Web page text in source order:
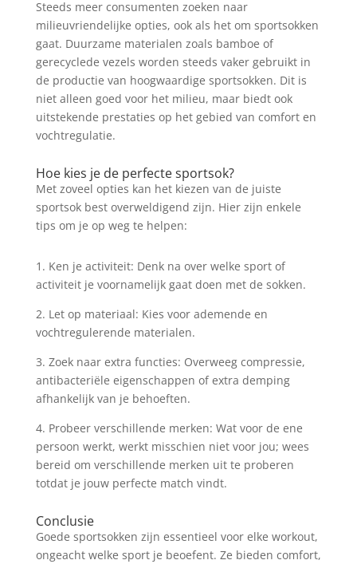
Steeds meer consumenten zoeken naar
milieuvriendelijke opties, ook als het om sportsokken
gaat. Duurzame materialen zoals bamboe of
gerecyclede vezels worden steeds vaker gebruikt in
de productie van hoogwaardige sportsokken. Dit is
niet alleen goed voor het milieu, maar biedt ook
uitstekende prestaties op het gebied van comfort en
vochtregulatie.
Hoe kies je de perfecte sportsok?
Met zoveel opties kan het kiezen van de juiste
sportsok best overweldigend zijn. Hier zijn enkele
tips om je op weg te helpen:
1. Ken je activiteit: Denk na over welke sport of
activiteit je voornamelijk gaat doen met de sokken.
2. Let op materiaal: Kies voor ademende en
vochtregulerende materialen.
3. Zoek naar extra functies: Overweeg compressie,
antibacteriële eigenschappen of extra demping
afhankelijk van je behoeften.
4. Probeer verschillende merken: Wat voor de ene
persoon werkt, werkt misschien niet voor jou; wees
bereid om verschillende merken uit te proberen
totdat je jouw perfecte match vindt.
Conclusie
Goede sportsokken zijn essentieel voor elke workout,
ongeacht welke sport je beoefent. Ze bieden comfort,